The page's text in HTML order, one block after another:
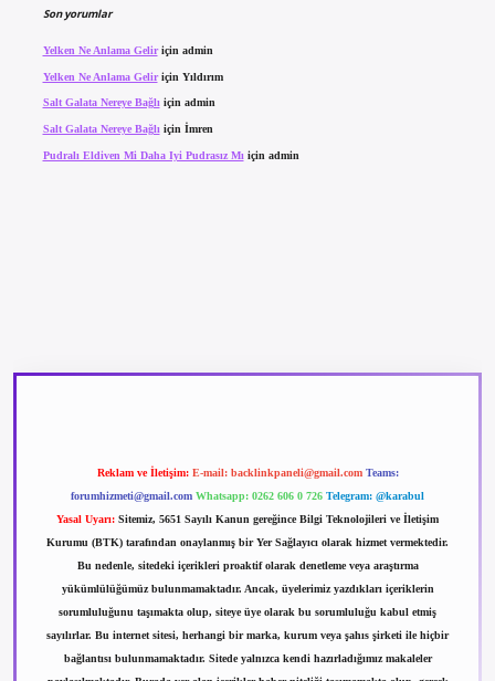
Son yorumlar
Yelken Ne Anlama Geliriçin admin
Yelken Ne Anlama Geliriçin Yıldırım
Salt Galata Nereye Bağlıiçin admin
Salt Galata Nereye Bağlı için İmren
Pudralı Eldiven Mi Daha Iyi Pudrasız Mı için admin
Reklam ve İletişim: E-mail: backlinkpaneli@gmail.com Teams:
forumhizmeti@gmail.com Whatsapp: 0262 606 0 726 Telegram: @karabul
Yasal Uyarı: Sitemiz, 5651 Sayılı Kanun gereğince Bilgi Teknolojileri ve İletişim
Kurumu (BTK) tarafından onaylanmış bir Yer Sağlayıcı olarak hizmet vermektedir.
Bu nedenle, sitedeki içerikleri proaktif olarak denetleme veya araştırma
yükümlülüğümüz bulunmamaktadır. Ancak, üyelerimiz yazdıkları içeriklerin
sorumluluğunu taşımakta olup, siteye üye olarak bu sorumluluğu kabul etmiş
sayılırlar. Bu internet sitesi, herhangi bir marka, kurum veya şahıs şirketi ile hiçbir
bağlantısı bulunmamaktadır. Sitede yalnızca kendi hazırladığımız makaleler